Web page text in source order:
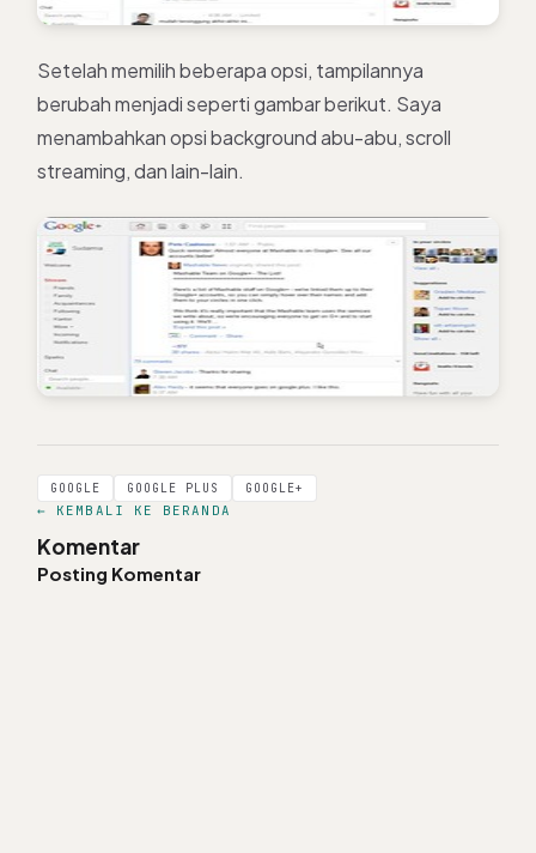
Setelah memilih beberapa opsi, tampilannya
berubah menjadi seperti gambar berikut. Saya
menambahkan opsi background abu-abu, scroll
streaming, dan lain-lain.
GOOGLE GOOGLE PLUS GOOGLE+
← KEMBALI KE BERANDA
Komentar
Posting Komentar